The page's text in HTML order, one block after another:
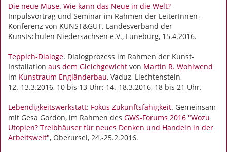
Die neue Muse. Wie kann das Neue in die Welt?
Impulsvortrag und Seminar im Rahmen der LeiterInnen-
Konferenz von KUNST&GUT. Landesverband der
Kunstschulen Niedersachsen e.V., Lüneburg, 15.4.2016.
Teppich-Dialoge. Dialogprozess im Rahmen der Kunst-
Installation aus dem Gleichgewicht von Martin R. Wohlwend
im Kunstraum Engländerbau, Vaduz, Liechtenstein,
12.-13.3.2016, 10 bis 13 Uhr; 14.-18.3.2016, 18 bis 21 Uhr.
Lebendigkeitswerkstatt: Fokus Zukunftsfähigkeit. Gemeinsam
mit Gesa Gordon, im Rahmen des GWS-Forums 2016 "Wozu
Utopien? Treibhäuser für neues Denken und Handeln in der
Arbeitswelt", Oberursel, 24.-25.2.2016.